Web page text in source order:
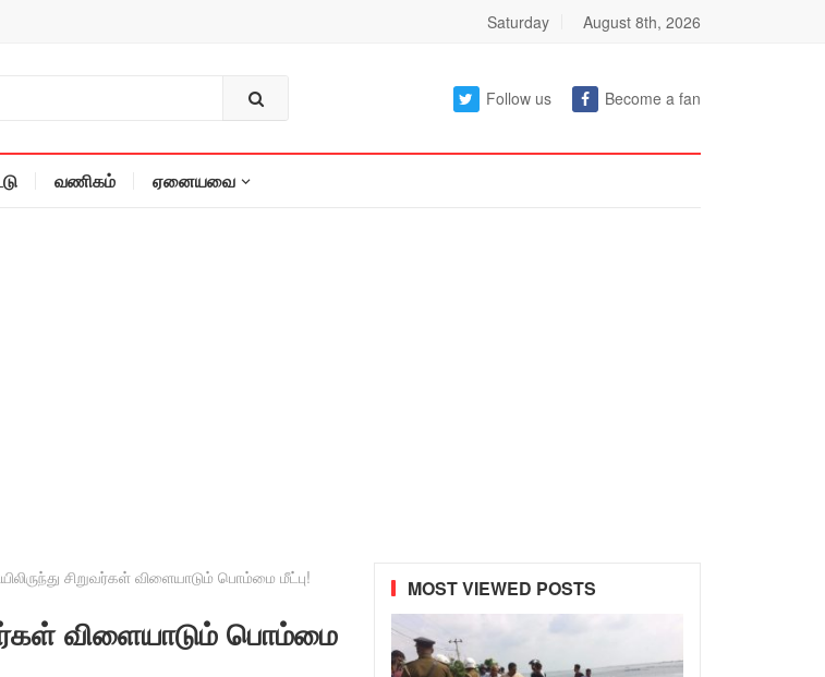
Saturday August 8th, 2026
Follow us Become a fan
வணிகம் ஏனையவை
சிறுவர்கள் விளையாடும் பொம்மை மீட்பு!
விளையாடும் பொம்மை
MOST VIEWED POSTS